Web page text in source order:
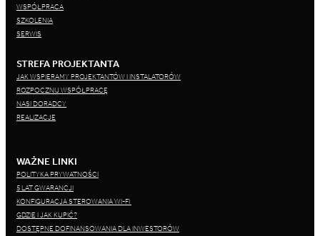
WSPÓŁPRACA
SZKOLENIA
SERWIS
STREFA PROJEKTANTA
JAK WSPIERAMY PROJEKTANTÓW I INSTALATORÓW
ROZPOCZNIJ WSPÓŁPRACĘ
NASI DORADCY
REALIZACJE
WAŻNE LINKI
POLITYKA PRYWATNOŚCI
5 LAT GWARANCJI
KONFIGURACJA STEROWANIA WI-FI
GDZIE I JAK KUPIĆ?
DOSTĘPNE DOFINANSOWANIA DLA INWESTORÓW